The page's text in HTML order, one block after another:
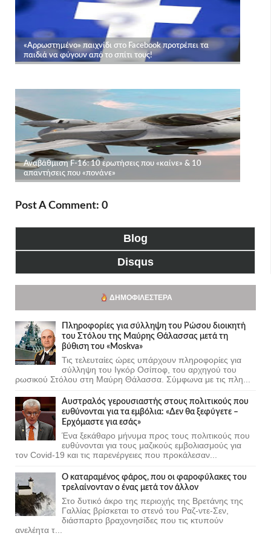
Post A Comment: 0
Blog
Disqus
ΔΗΜΟΦΙΛΈΣΤΕΡΑ
Πληροφορίες για σύλληψη του Ρώσου διοικητή
του Στόλου της Mαύρης Θάλασσας μετά τη
βύθιση του «Moskva»
Τις τελευταίες ώρες υπάρχουν πληροφορίες για
σύλληψη του Ιγκόρ Οσίποφ, του αρχηγού του
ρωσικού Στόλου στη Μαύρη Θάλασσα. Σύμφωνα με τις πλη...
Αυστραλός γερουσιαστής στους πολιτικούς που
ευθύνονται για τα εμβόλια: «Δεν θα ξεφύγετε –
Ερχόμαστε για εσάς»
Ένα ξεκάθαρο μήνυμα προς τους πολιτικούς που
ευθύνονται για τους μαζικούς εμβολιασμούς για
τον Covid-19 και τις παρενέργειες που προκάλεσαν...
Ο καταραμένος φάρος, που οι φαροφύλακες του
τρελαίνονταν ο ένας μετά τον άλλον
Στο δυτικό άκρο της περιοχής της Βρετάνης της
Γαλλίας βρίσκεται το στενό του Ραζ-ντε-Σεν,
διάσπαρτο βραχονησίδες που τις κτυπούν
ανελέητα τ...